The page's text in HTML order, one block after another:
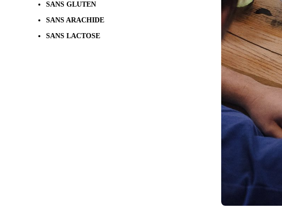
SANS GLUTEN
SANS ARACHIDE
SANS LACTOSE